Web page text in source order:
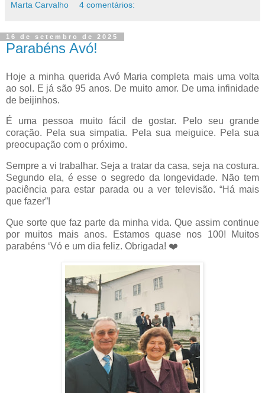
Marta Carvalho 4 comentários:
16 de setembro de 2025
Parabéns Avó!
Hoje a minha querida Avó Maria completa mais uma volta
ao sol. E já são 95 anos. De muito amor. De uma infinidade
de beijinhos.
É uma pessoa muito fácil de gostar. Pelo seu grande
coração. Pela sua simpatia. Pela sua meiguice. Pela sua
preocupação com o próximo.
Sempre a vi trabalhar. Seja a tratar da casa, seja na costura.
Segundo ela, é esse o segredo da longevidade. Não tem
paciência para estar parada ou a ver televisão. “Há mais
que fazer”!
Que sorte que faz parte da minha vida. Que assim continue
por muitos mais anos. Estamos quase nos 100! Muitos
parabéns ‘Vó e um dia feliz. Obrigada! ❤